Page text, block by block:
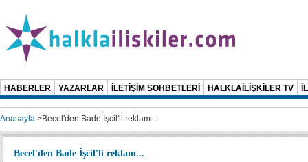
HABERLER YAZARLAR İLETİŞİM SOHBETLERİ HALKLAİLİŞKİLER TV
Anasayfa >Becel'den Bade İşcil'li reklam...
Becel'den Bade İşcil'li reklam...